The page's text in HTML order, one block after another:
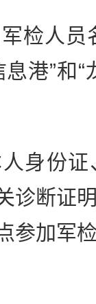
人员
港”和
份证
诊断证
参加军